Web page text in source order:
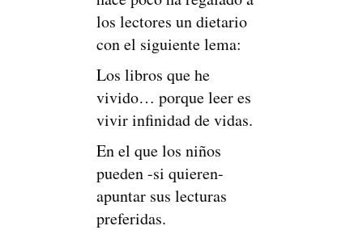
los lectores un dietario
con el siguiente lema:
Los libros que he
vivido… porque leer es
vivir infinidad de vidas.
En el que los niños
pueden -si quieren-
apuntar sus lecturas
preferidas.